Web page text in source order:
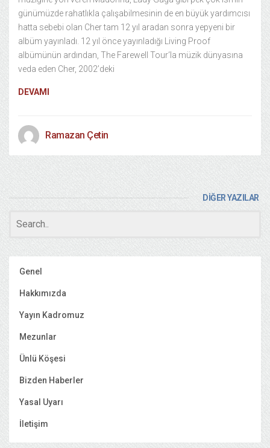
günümüzde rahatlıkla çalışabilmesinin de en büyük yardımcısı
hatta sebebi olan Cher tam 12 yıl aradan sonra yepyeni bir
albüm yayınladı. 12 yıl önce yayınladığı Living Proof
albümünün ardından, The Farewell Tour‘la müzik dünyasına
veda eden Cher, 2002’deki
DEVAMI
Ramazan Çetin
DİĞER YAZILAR
Genel
Hakkımızda
Yayın Kadromuz
Mezunlar
Ünlü Köşesi
Bizden Haberler
Yasal Uyarı
İletişim